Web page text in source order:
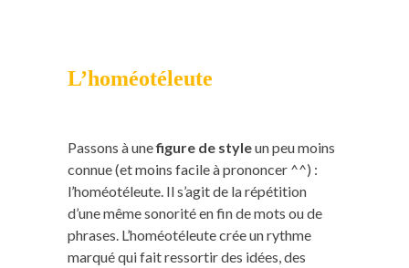
L’homéotéleute
Passons à unefigure de styleun peu moins
connue (et moins facile à prononcer ^^) :
l’homéotéleute. Il s’agit de la répétition
d’une même sonorité en fin de mots ou de
phrases. L’homéotéleute crée un rythme
marqué qui fait ressortir des idées, des